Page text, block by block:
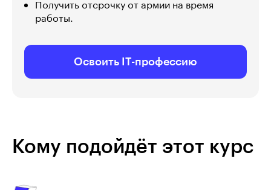
Получить отсрочку от армии на время
работы.
Освоить IT-профессию
Кому подойдёт этот курс